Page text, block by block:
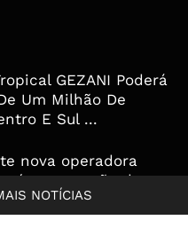
NOTÍCIAS
GEZANI Poderá
Um Milhão De
E Sul ...
nova operadora
suspensão das